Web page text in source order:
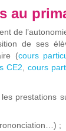
au
de
de ses
(cours
CE2
cours
prestations
;